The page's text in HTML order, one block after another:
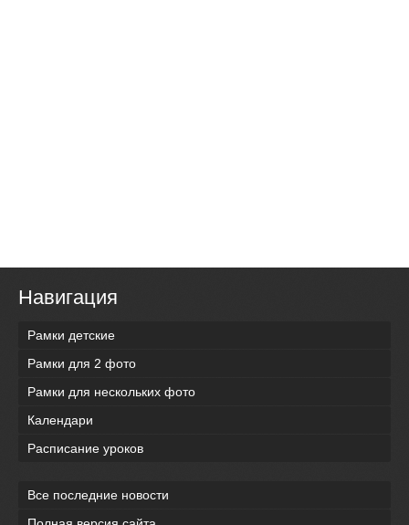
Навигация
Рамки детские
Рамки для 2 фото
Рамки для нескольких фото
Календари
Расписание уроков
Все последние новости